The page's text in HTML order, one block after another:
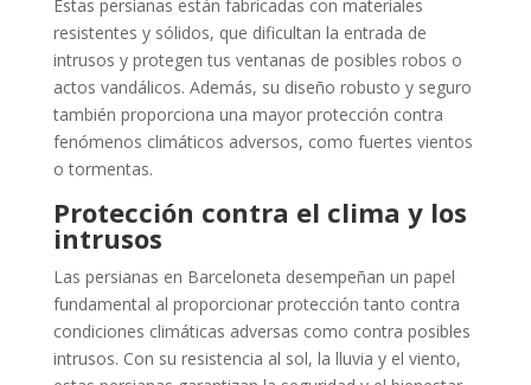
Estas persianas están fabricadas con materiales
resistentes y sólidos, que dificultan la entrada de
intrusos y protegen tus ventanas de posibles robos o
actos vandálicos. Además, su diseño robusto y seguro
también proporciona una mayor protección contra
fenómenos climáticos adversos, como fuertes vientos
o tormentas.
Protección contra el clima y los
intrusos
Las persianas en Barceloneta desempeñan un papel
fundamental al proporcionar protección tanto contra
condiciones climáticas adversas como contra posibles
intrusos. Con su resistencia al sol, la lluvia y el viento,